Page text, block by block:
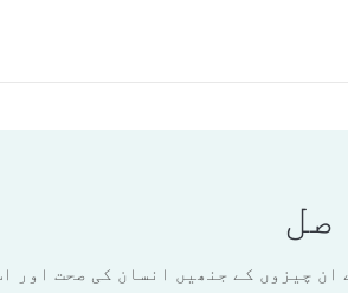
چیزوں کے جنھیں انسان کی صحت اور